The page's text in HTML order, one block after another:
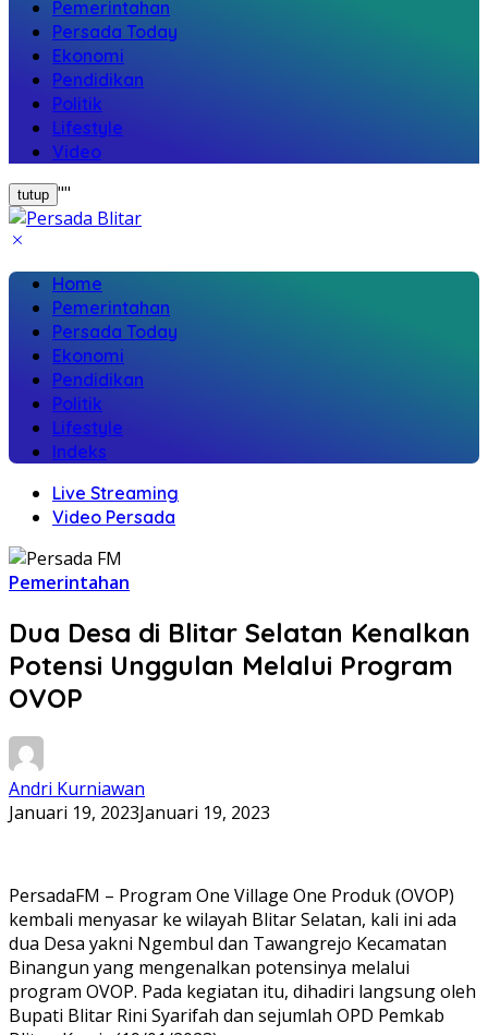
Pemerintahan
Persada Today
Ekonomi
Pendidikan
Politik
Lifestyle
Video
tutup ""
Home
Pemerintahan
Persada Today
Ekonomi
Pendidikan
Politik
Lifestyle
Indeks
Live Streaming
Video Persada
Pemerintahan
Dua Desa di Blitar Selatan Kenalkan
Potensi Unggulan Melalui Program
OVOP
Andri Kurniawan
Januari 19, 2023Januari 19, 2023
PersadaFM – Program One Village One Produk (OVOP)
kembali menyasar ke wilayah Blitar Selatan, kali ini ada
dua Desa yakni Ngembul dan Tawangrejo Kecamatan
Binangun yang mengenalkan potensinya melalui
program OVOP. Pada kegiatan itu, dihadiri langsung oleh
Bupati Blitar Rini Syarifah dan sejumlah OPD Pemkab